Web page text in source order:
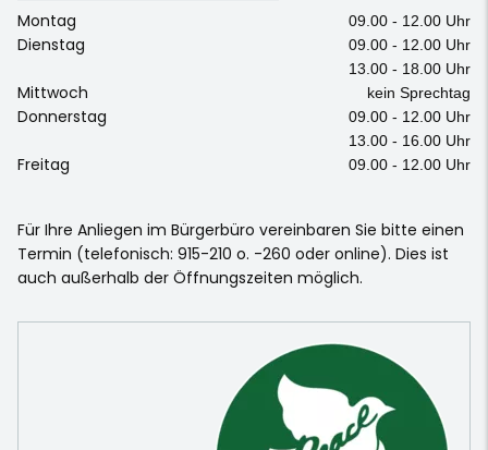
Montag 09.00 - 12.00 Uhr
Dienstag
09.00 - 12.00 Uhr
13.00 - 18.00 Uhr
Mittwoch kein Sprechtag
Donnerstag
09.00 - 12.00 Uhr
13.00 - 16.00 Uhr
Freitag 09.00 - 12.00 Uhr
Für Ihre Anliegen im Bürgerbüro vereinbaren Sie bitte einen
Termin (telefonisch: 915-210 o. -260 oder online). Dies ist
auch außerhalb der Öffnungszeiten möglich.